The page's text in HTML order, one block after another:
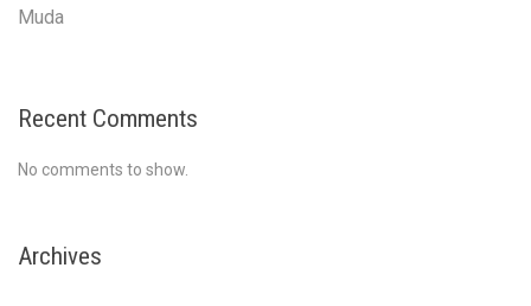
Muda
Recent Comments
No comments to show.
Archives